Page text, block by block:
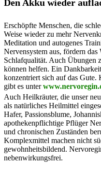
Den Akku wieder
Erschöpfte Menschen, die
Weise wieder zu mehr
Meditation und autogenes
Nervensystem aus, fördern
Schlafqualität. Auch Übungen
können helfen. Ein
konzentriert sich auf das Gute.
gibt es unter
Auch Heilkräuter, die unser
als natürliches Heilmittel
Hafer, Passionsblume,
apothekenpflichtige Pflüger
und chronischen Zuständen
Komplexmittel machen nicht
gewohnheitsbildend.
nebenwirkungsfrei.